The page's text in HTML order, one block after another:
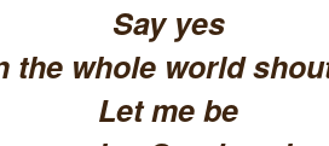
Say yes
the whole world
Let me be